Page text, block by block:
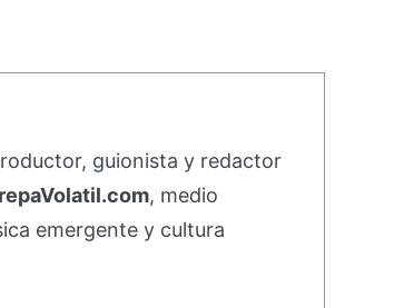
guionista y redactor
, medio
emergente y cultura